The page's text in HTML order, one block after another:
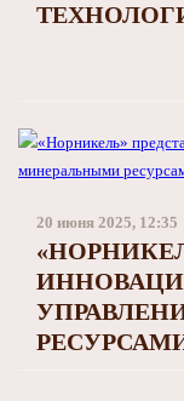
20 июня 2025, 12:35